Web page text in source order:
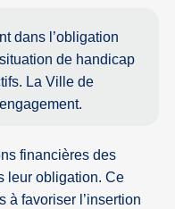
dans l’obligation
de handicap
La Ville de
financières des
leur obligation. Ce
à favoriser l’insertion